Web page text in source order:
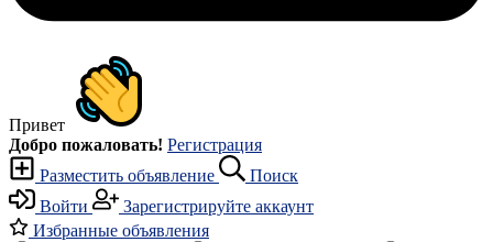
Привет
Добро пожаловать! Регистрация
Разместить объявление
Поиск
Войти
Зарегистрируйте аккаунт
Избранные объявления